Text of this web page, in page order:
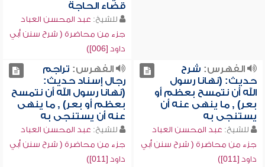
قضاء الحاجة
للشيخ: عبد المحسن العباد
جزء من محاضرة ( شرح سنن أبي
داود [006])
الفهرس: شرح
حديث: (نهانا رسول
الله أن نتمسح بعظم أو
بعر) , ما ينهى عنه أن
يستنجى به
للشيخ: عبد المحسن العباد
جزء من محاضرة ( شرح سنن أبي
داود [011])
الفهرس: تراجم
رجال إسناد حديث:
(نهانا رسول الله أن نتمسح
بعظم أو بعر) , ما ينهى
عنه أن يستنجى به
للشيخ: عبد المحسن العباد
جزء من محاضرة ( شرح سنن أبي
داود [011])